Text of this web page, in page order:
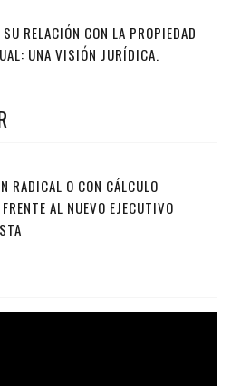
RELACIÓN CON LA PROPIEDAD
UNA VISIÓN JURÍDICA.
RADICAL O CON CÁLCULO
AL NUEVO EJECUTIVO